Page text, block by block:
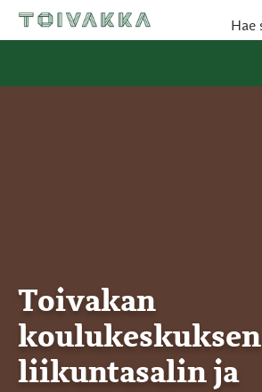
Toivakan
koulukeskuksen
liikuntasalin ja